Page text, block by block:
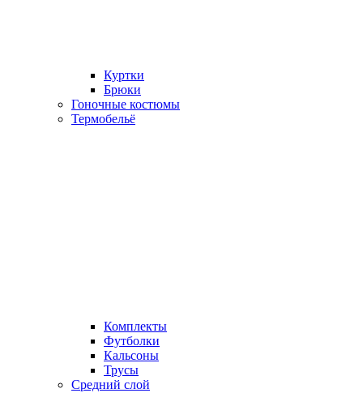
Куртки
Брюки
Гоночные костюмы
Термобельё
Комплекты
Футболки
Кальсоны
Трусы
Средний слой